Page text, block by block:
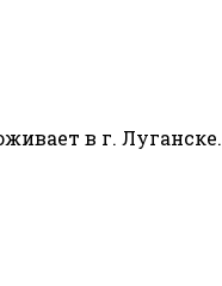
в г. Луганске.